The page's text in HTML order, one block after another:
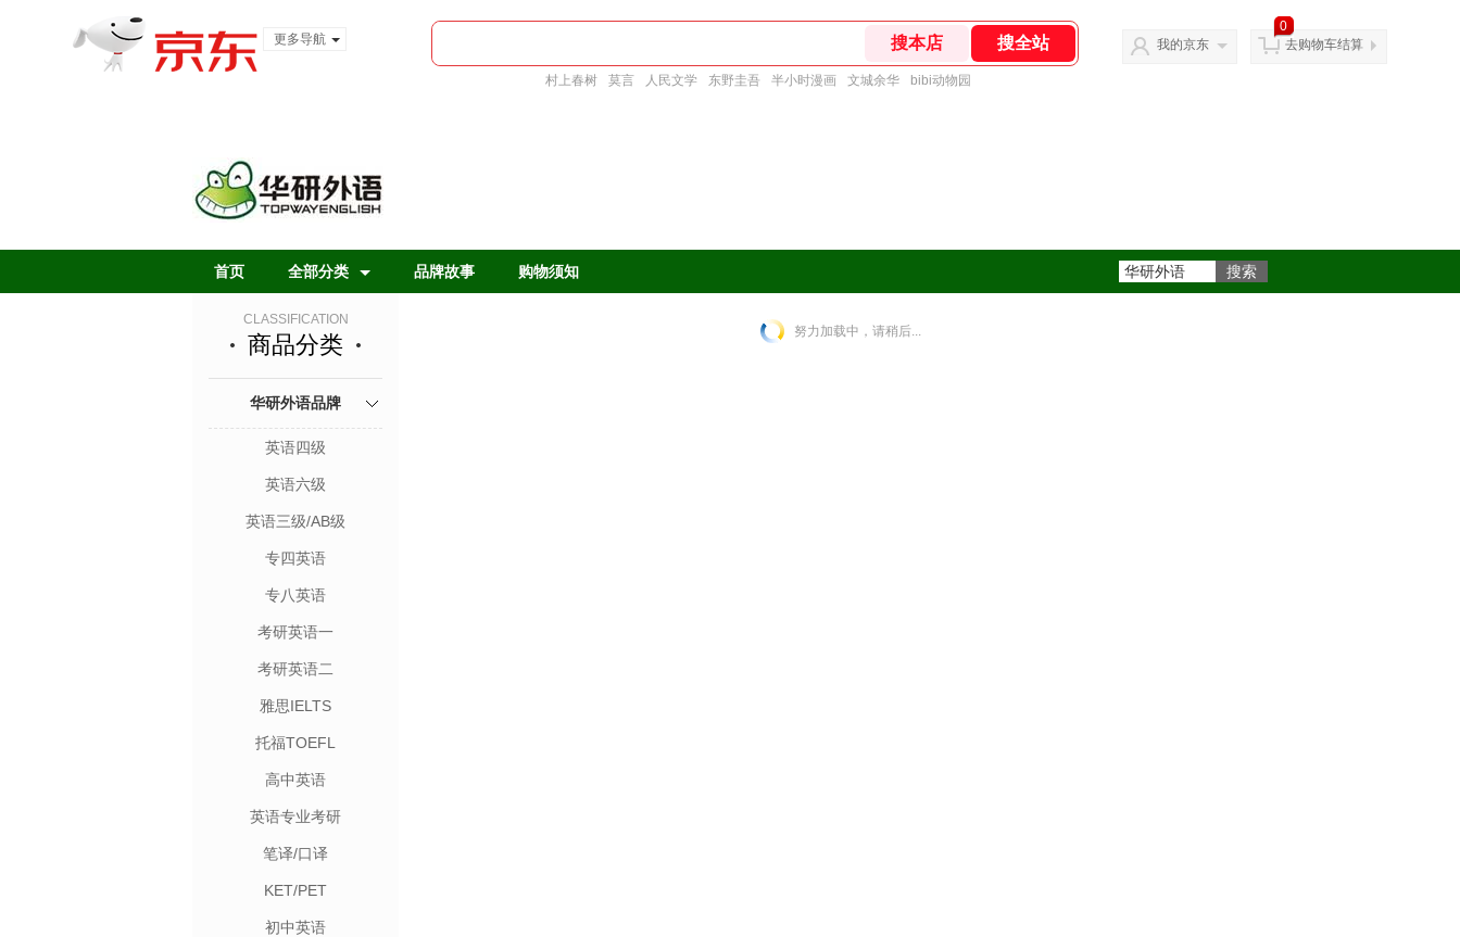
更多导航
村上春树 莫言 人民文学 东野圭吾 半小时漫画 文城余华 bibi动物园
我的京东
0
去购物车结算
首页 全部分类 品牌故事 购物须知
CLASSIFICATION
商品分类
华研外语品牌
英语四级
英语六级
英语三级/AB级
专四英语
专八英语
考研英语一
考研英语二
雅思IELTS
托福TOEFL
高中英语
英语专业考研
笔译/口译
KET/PET
初中英语
努力加载中，请稍后...